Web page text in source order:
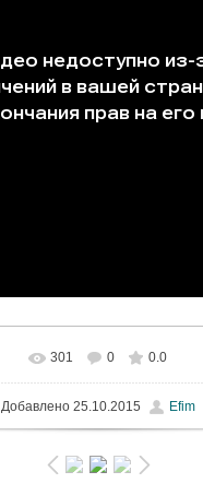
301 0 0.0
Добавлено25.10.2015 Efim